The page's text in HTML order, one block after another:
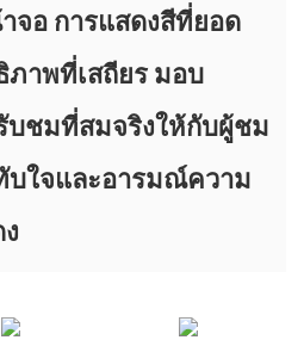
จอ การแสดงสีที่ยอด
ภาพที่เสถียร มอบ
บชมที่สมจริงให้กับผู้ชม
บใจและอารมณ์ความ